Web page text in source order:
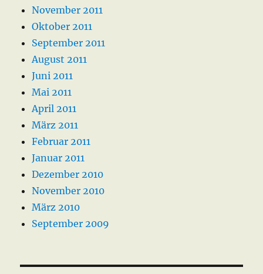
November 2011
Oktober 2011
September 2011
August 2011
Juni 2011
Mai 2011
April 2011
März 2011
Februar 2011
Januar 2011
Dezember 2010
November 2010
März 2010
September 2009